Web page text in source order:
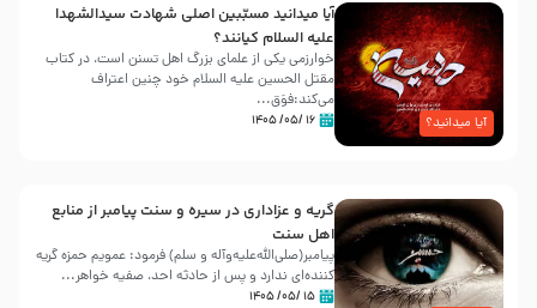
آیا میدانید؟
آیا میدانید مسبّبین اصلی شهادت سیدالشهدا
علیه ‌السلام کیانند؟
خوارزمی یکی از علمای بزرگ اهل تسنن است، در کتاب
مقتل الحسین علیه ‌السلام خود چنین اعتراف
می‌کند:فوَق...
۱۶ /۰۵/ ۱۴۰۵
گریه و عزاداری در سیره و سنت پیامبر از منابع
اهل سنت
پیامبر(صلی‌الله‌علیه‌وآله و سلم) فرمود: عمویم حمزه گریه
کننده‌ای ندارد و پس از حادثه احد، صفیه خواهر...
۱۵ /۰۵/ ۱۴۰۵